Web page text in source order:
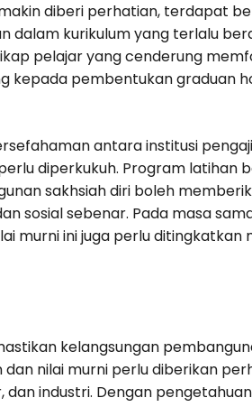
diberi perhatian, terdapat
dalam kurikulum yang terlalu
pelajar yang cenderung
kepada pembentukan graduan
antara institusi
diperkukuh. Program latihan
sakhsiah diri boleh
sosial sebenar. Pada masa
murni ini juga perlu ditingkatkan
kelangsungan
nilai murni perlu diberikan
dan industri. Dengan